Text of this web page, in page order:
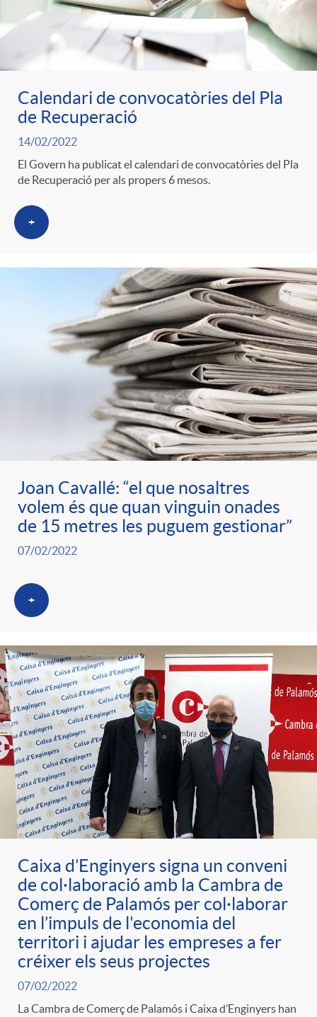
Calendari de convocatòries del Pla
de Recuperació
14/02/2022
El Govern ha publicat el calendari de convocatòries del Pla
de Recuperació per als propers 6 mesos.
+
Joan Cavallé: “el que nosaltres
volem és que quan vinguin onades
de 15 metres les puguem gestionar”
07/02/2022
+
Caixa d’Enginyers signa un conveni
de col·laboració amb la Cambra de
Comerç de Palamós per col·laborar
en l’impuls de l'economia del
territori i ajudar les empreses a fer
créixer els seus projectes
07/02/2022
La Cambra de Comerç de Palamós i Caixa d’Enginyers han